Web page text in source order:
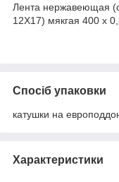
Лента нержавеющая
12Х17) мякгая 400 х
Спосіб упаковки
катушки на
Характеристики